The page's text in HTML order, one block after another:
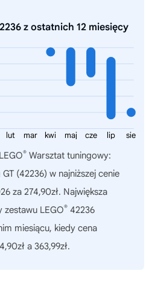
z ostatnich 12 miesięcy
sie
lip
cze
maj
kwi
mar
lut
LEGO® Warsztat tuningowy:
(42236) w najniższej cenie
za 274,90zł. Największa
zestawu LEGO® 42236
miesiącu, kiedy cena
a 363,99zł.